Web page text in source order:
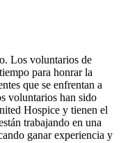
Los voluntarios de
para honrar la
que se enfrentan a
voluntarios han sido
Hospice y tienen el
trabajando en una
ganar experiencia y